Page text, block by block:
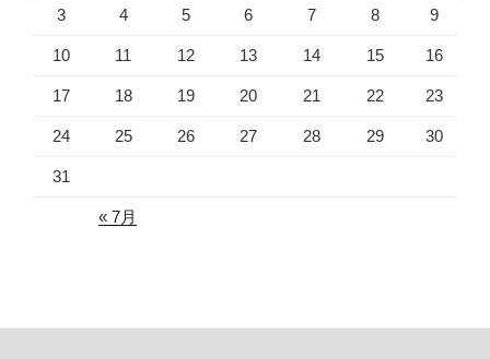
3 4 5 6 7 8 9
10 11 12 13 14 15 16
17 18 19 20 21 22 23
24 25 26 27 28 29 30
31
« 7月